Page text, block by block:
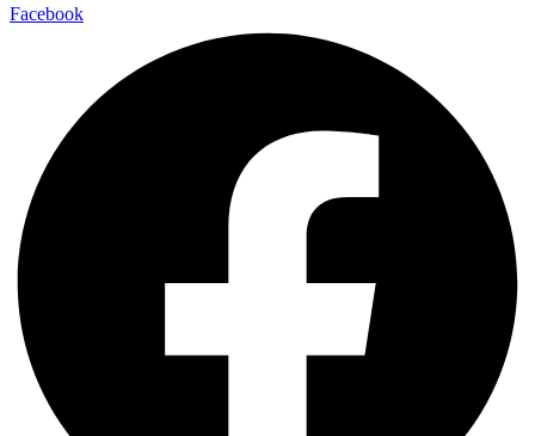
Facebook